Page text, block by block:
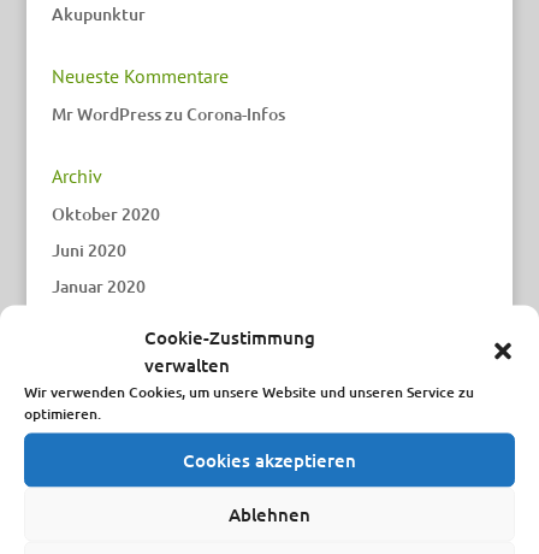
Cookie-Zustimmung
verwalten
Wir verwenden Cookies, um unsere Website und unseren Service zu
optimieren.
Cookies akzeptieren
Ablehnen
Akupunktur
Neueste Kommentare
Mr WordPresszu Corona-Infos
Archiv
Oktober 2020
Juni 2020
Januar 2020
Kategorien
Uncategorized
Meta